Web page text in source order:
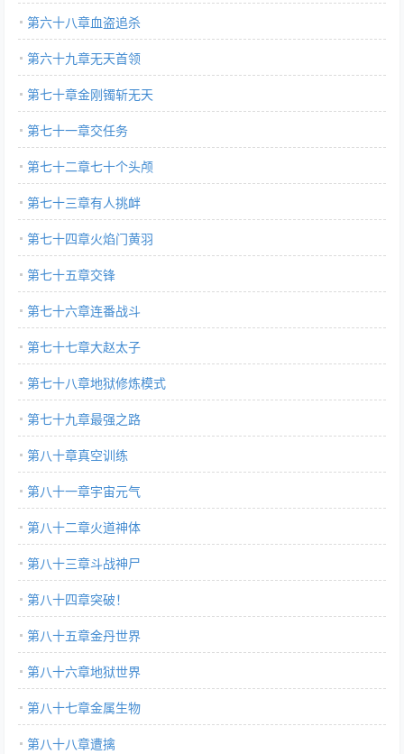
第六十八章血盗追杀
第六十九章无天首领
第七十章金刚镯斩无天
第七十一章交任务
第七十二章七十个头颅
第七十三章有人挑衅
第七十四章火焰门黄羽
第七十五章交锋
第七十六章连番战斗
第七十七章大赵太子
第七十八章地狱修炼模式
第七十九章最强之路
第八十章真空训练
第八十一章宇宙元气
第八十二章火道神体
第八十三章斗战神尸
第八十四章突破！
第八十五章金丹世界
第八十六章地狱世界
第八十七章金属生物
第八十八章遭擒